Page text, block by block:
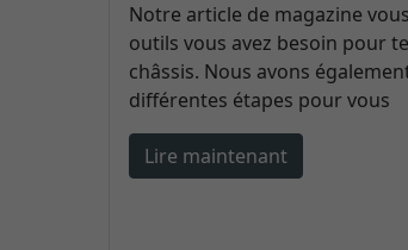
Notre article de magazine
outils vous avez besoin pour
châssis. Nous avons
différentes étapes pour vous
Lire maintenant